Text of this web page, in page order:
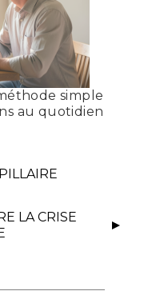
simple
au quotidien
LA CRISE